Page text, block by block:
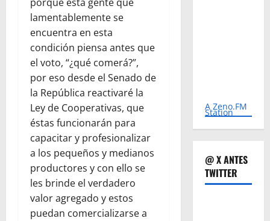
lamentablemente se
encuentra en esta
condición piensa antes que
el voto, “¿qué comerá?”,
por eso desde el Senado de
la República reactivaré la
Ley de Cooperativas, que
éstas funcionarán para
capacitar y profesionalizar
a los pequeños y medianos
productores y con ello se
les brinde el verdadero
valor agregado y estos
puedan comercializarse a
A Zeno.FM
Station
@ X ANTES
TWITTER